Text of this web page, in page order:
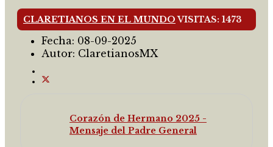
CLARETIANOS EN EL MUNDO VISITAS: 1473
Fecha: 08-09-2025
Autor: ClaretianosMX
Corazón de Hermano 2025 -
Mensaje del Padre General